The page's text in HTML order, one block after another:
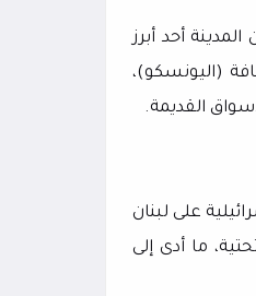
أحد أبرز
(اليونسكو)،
القديمة.
على لبنان
ما أدى إلى